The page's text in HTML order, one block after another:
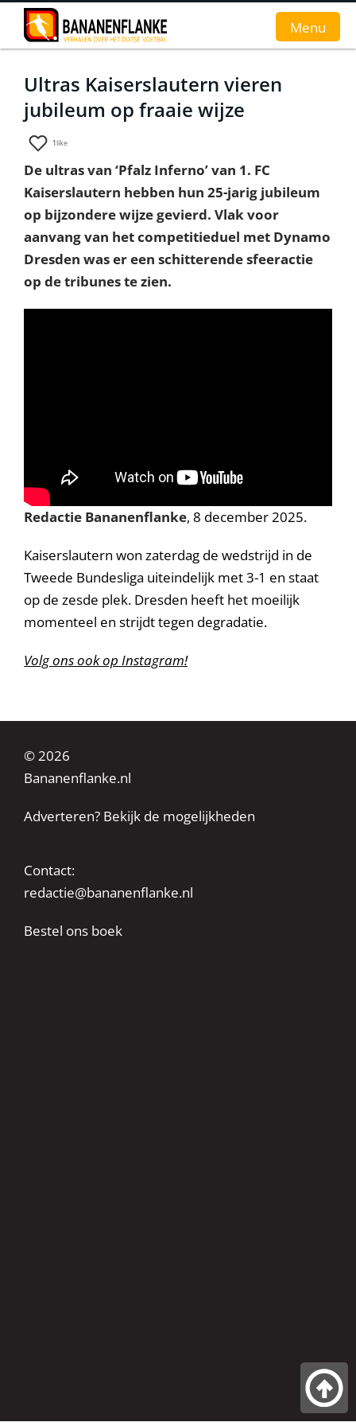
Home
Nieuws
Interviews
Groundhopverhalen
De fans
Achtergrond
Menu
Ultras Kaiserslautern vieren
jubileum op fraaie wijze
1like
De ultras van ‘Pfalz Inferno’ van 1. FC
Kaiserslautern hebben hun 25-jarig jubileum
op bijzondere wijze gevierd. Vlak voor
aanvang van het competitieduel met Dynamo
Dresden was er een schitterende sfeeractie
op de tribunes te zien.
Redactie Bananenflanke, 8 december 2025.
Kaiserslautern won zaterdag de wedstrijd in de
Tweede Bundesliga uiteindelijk met 3-1 en staat
op de zesde plek. Dresden heeft het moeilijk
momenteel en strijdt tegen degradatie.
Volg ons ook op Instagram!
© 2026
Bananenflanke.nl
Adverteren? Bekijk de mogelijkheden
Contact:
redactie@bananenflanke.nl
Bestel ons boek